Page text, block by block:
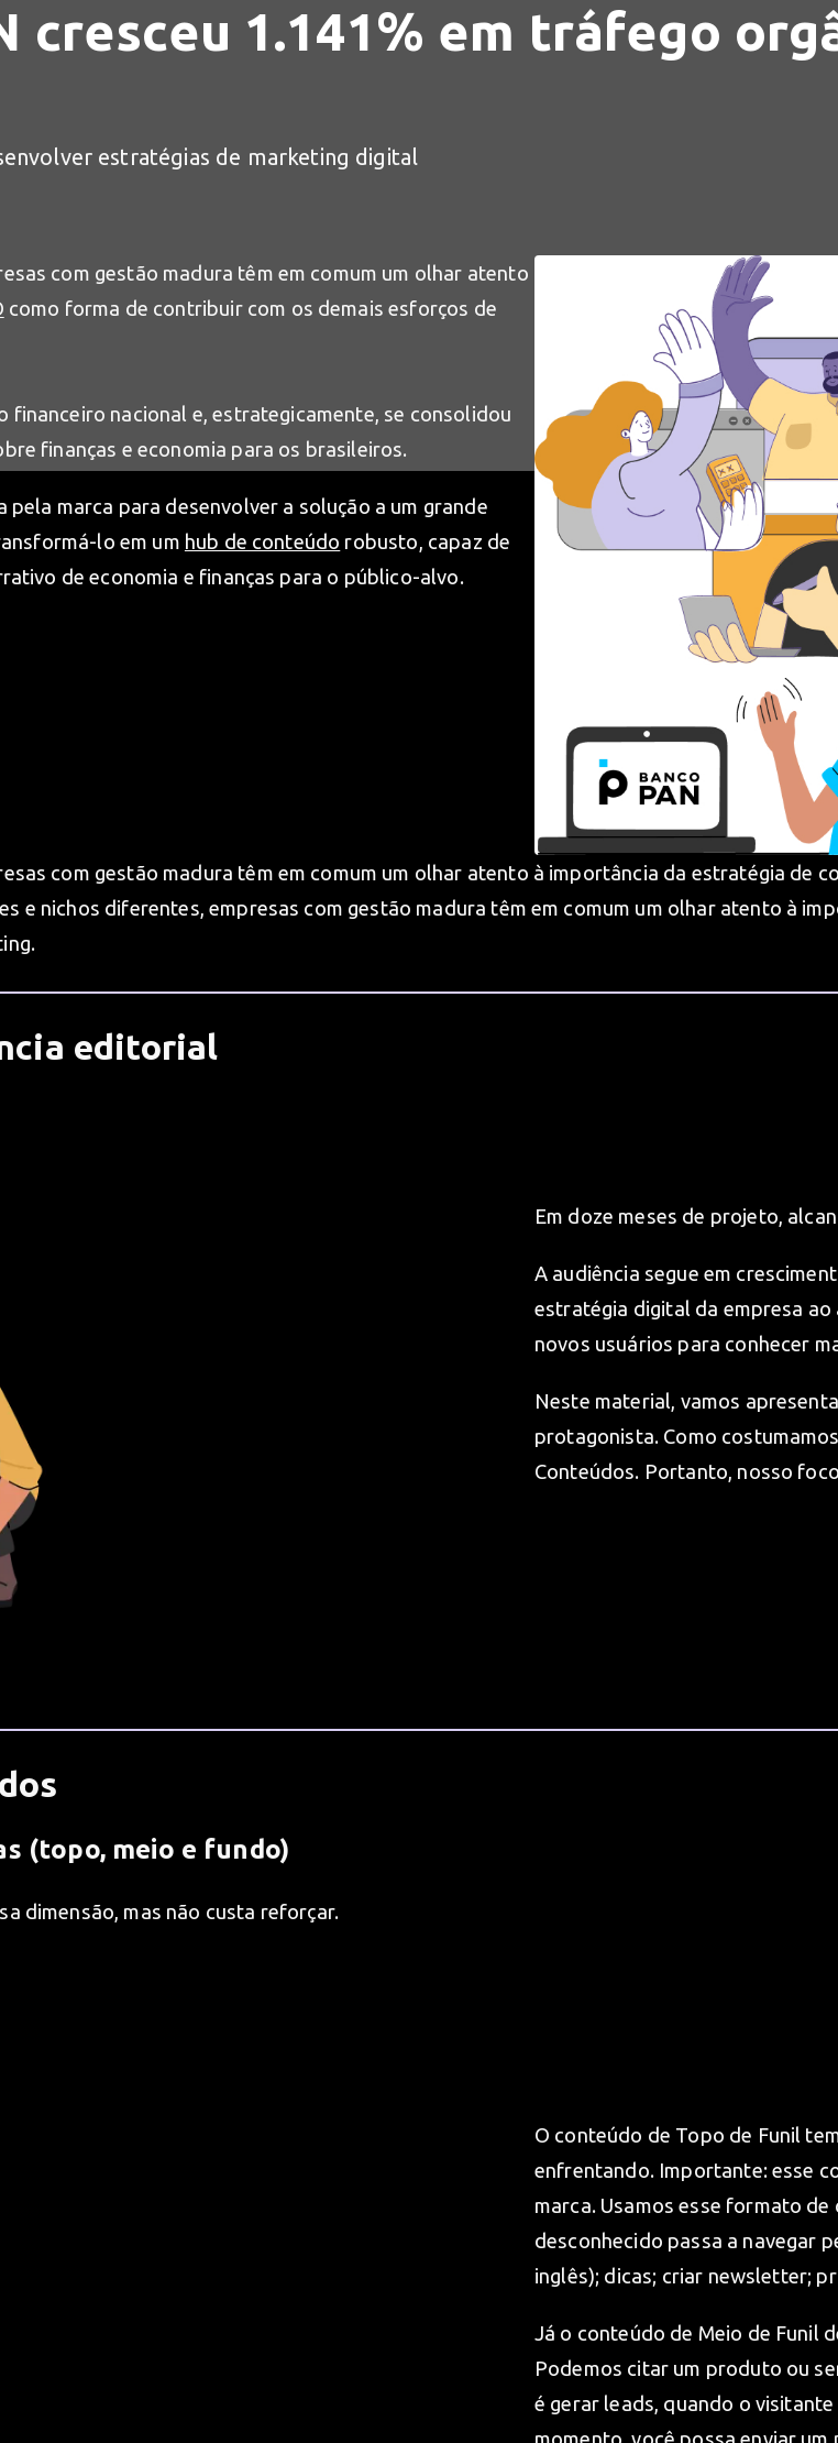
cresceu 1.141% em tráfego
estratégias de marketing digital
com gestão madura têm em comum um olhar atento
como forma de contribuir com os demais esforços de
financeiro nacional e, estrategicamente, se consolidou
finanças e economia para os brasileiros.
marca para desenvolver a solução a um grande
lo em um hub de conteúdo robusto, capaz de
de economia e finanças para o público-alvo.
com gestão madura têm em comum um olhar atento à importância da estratégia de
e nichos diferentes, empresas com gestão madura têm em comum um olhar atento à
editorial
Em doze meses de projeto,
A audiência segue em
estratégia digital da empresa
novos usuários para conhecer
Neste material, vamos
protagonista. Como
Conteúdos. Portanto, nosso
(topo, meio e fundo)
dimensão, mas não custa reforçar.
O conteúdo de Topo de Funil
enfrentando. Importante: esse
marca. Usamos esse formato
desconhecido passa a navegar
inglês); dicas; criar newsletter;
Já o conteúdo de Meio de Funil
Podemos citar um produto ou
é gerar leads, quando o